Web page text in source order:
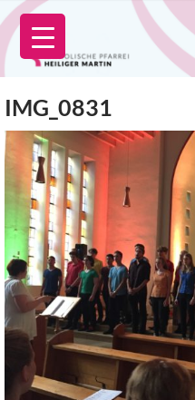
Zum
Inhalt
springen
IMG_0831